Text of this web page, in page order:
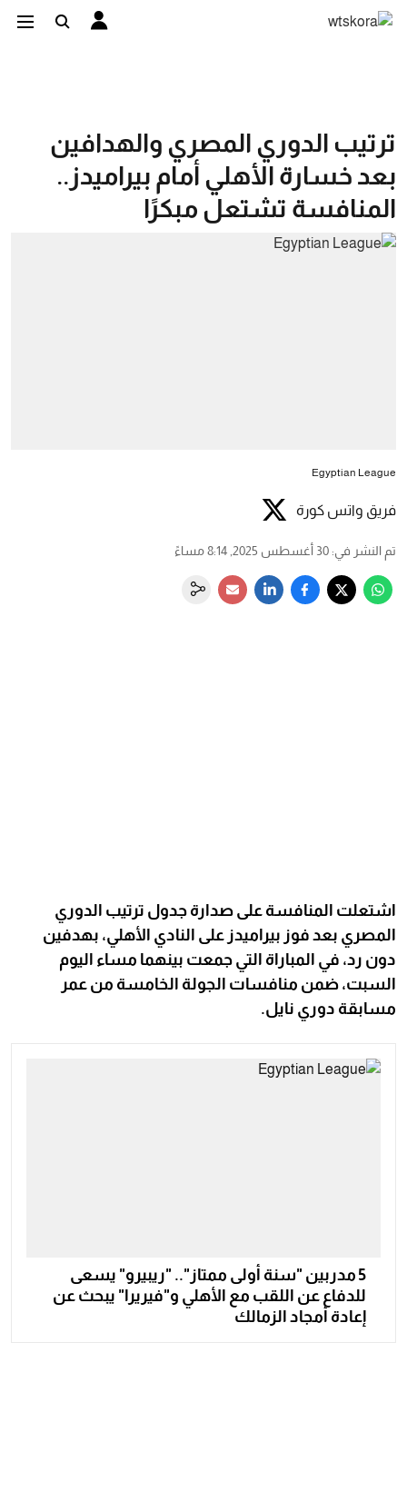
ترتيب الدوري المصري والهدافين
بعد خسارة الأهلي أمام بيراميدز..
المنافسة تشتعل مبكرًا
Egyptian League
فريق واتس كورة
تم النشر في: 30 أغسطس 2025, 8:14 مساءً
اشتعلت المنافسة على صدارة جدول ترتيب الدوري
المصري بعد فوز بيراميدز على النادي الأهلي، بهدفين
دون رد، في المباراة التي جمعت بينهما مساء اليوم
السبت، ضمن منافسات الجولة الخامسة من عمر
مسابقة دوري نايل.
5 مدربين "سنة أولى ممتاز".. "ريبيرو" يسعى
للدفاع عن اللقب مع الأهلي و"فيريرا" يبحث عن
إعادة أمجاد الزمالك